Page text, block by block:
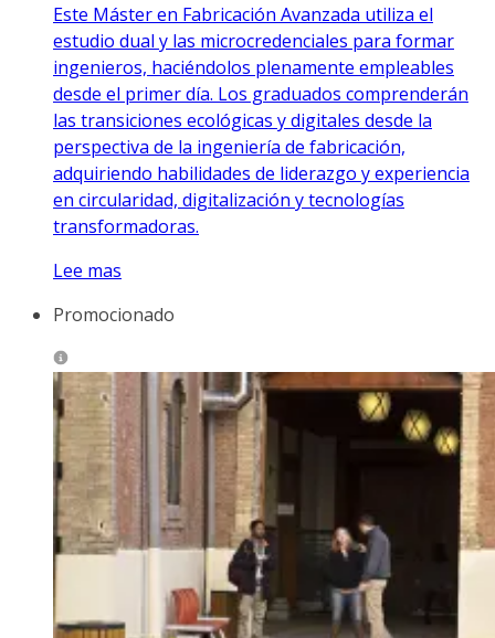
Este Máster en Fabricación Avanzada utiliza el
estudio dual y las microcredenciales para formar
ingenieros, haciéndolos plenamente empleables
desde el primer día. Los graduados comprenderán
las transiciones ecológicas y digitales desde la
perspectiva de la ingeniería de fabricación,
adquiriendo habilidades de liderazgo y experiencia
en circularidad, digitalización y tecnologías
transformadoras.
Lee mas
Promocionado